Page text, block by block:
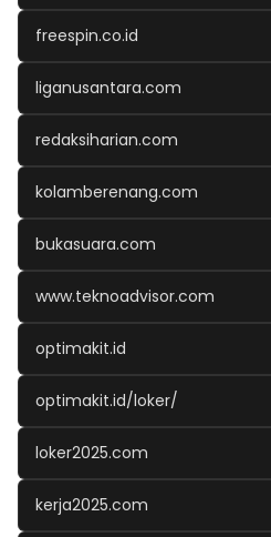
freespin.co.id
liganusantara.com
redaksiharian.com
kolamberenang.com
bukasuara.com
www.teknoadvisor.com
optimakit.id
optimakit.id/loker/
loker2025.com
kerja2025.com